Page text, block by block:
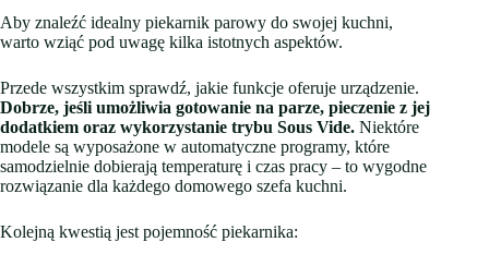
Aby znaleźć idealny piekarnik parowy do swojej kuchni,
warto wziąć pod uwagę kilka istotnych aspektów.
Przede wszystkim sprawdź, jakie funkcje oferuje urządzenie.
Dobrze, jeśli umożliwia gotowanie na parze, pieczenie z jej
dodatkiem oraz wykorzystanie trybu Sous Vide. Niektóre
modele są wyposażone w automatyczne programy, które
samodzielnie dobierają temperaturę i czas pracy – to wygodne
rozwiązanie dla każdego domowego szefa kuchni.
Kolejną kwestią jest pojemność piekarnika: